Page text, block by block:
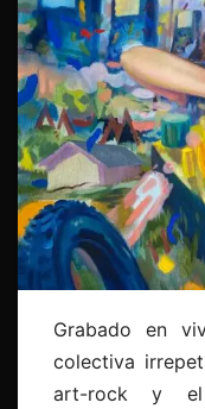
Grabado en
colectiva
art-rock y